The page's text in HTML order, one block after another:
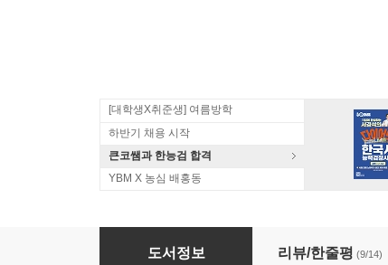
[대학생X취준생] 여름방학
하반기 채용 시작
큰코쌤과 한능검 합격
YBM X 농심 배홍동
NEW 맛있는 중국어 Level 5
도서정보 리뷰/한줄평 (9/14)